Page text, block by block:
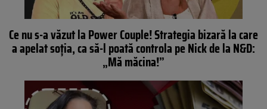
Ce nu s-a văzut la Power Couple! Strategia bizară la care
a apelat soția, ca să-l poată controla pe Nick de la N&D:
„Mă măcina!”